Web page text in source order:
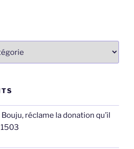
réclame la donation qu’il